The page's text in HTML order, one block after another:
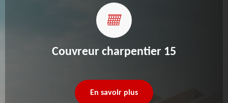
Couvreur charpentier 15
En savoir plus